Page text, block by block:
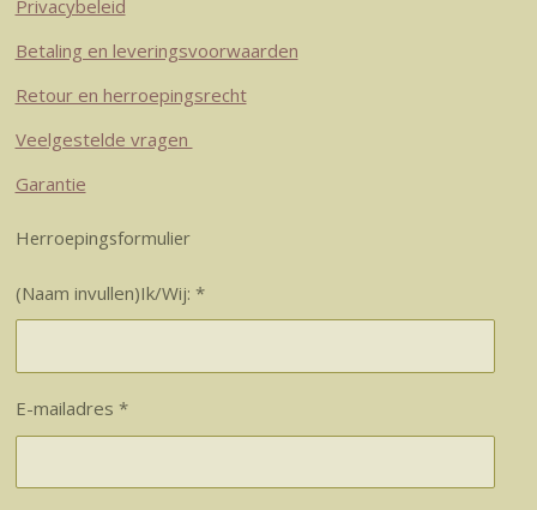
Privacybeleid
Betaling en leveringsvoorwaarden
Retour en herroepingsrecht
Veelgestelde vragen
Garantie
Herroepingsformulier
(Naam invullen)Ik/Wij: *
E-mailadres *